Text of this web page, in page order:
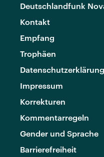
Deutschlandfunk
Kontakt
Empfang
Trophäen
Datenschutzerklärung
Impressum
Korrekturen
Kommentarregeln
Gender und Sprache
Barrierefreiheit